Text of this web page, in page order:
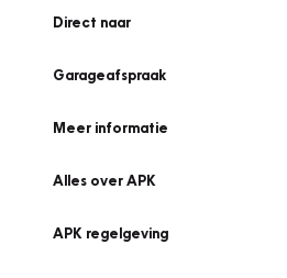
Direct naar
Garageafspraak
Meer informatie
Alles over APK
APK regelgeving